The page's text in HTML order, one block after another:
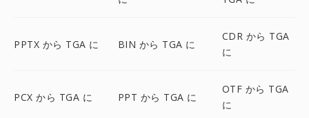
PPTX から TGA に BIN から TGA に
CDR から TGA
に
PCX から TGA に PPT から TGA に
OTF から TGA
に